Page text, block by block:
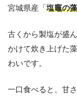
宮城県産「 塩竈の
古くから製塩が盛
かけて炊き上げた
わいです。
一口食べると、甘